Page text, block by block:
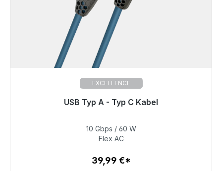
EXCELLENCE
USB Typ A - Typ C Kabel
Готовы к немедленной отправке, срок поставки
39,99 €
Детали
10 Gbps / 60 W
Flex AC
39,99 €*